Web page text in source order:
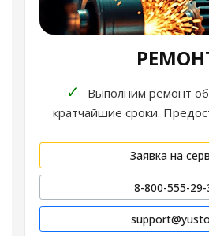
✓
Выполним ремонт
кратчайшие сроки.
Заявка на
8-800-555-29-